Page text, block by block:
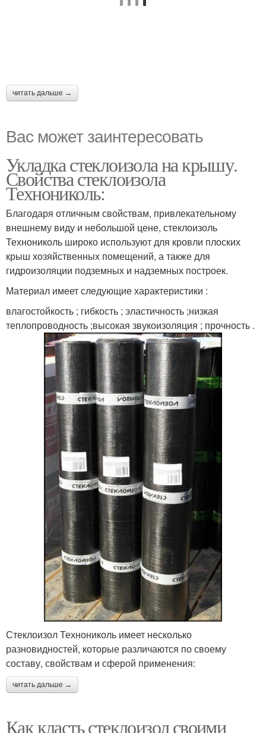
читать дальше →
Вас может заинтересовать
Укладка стеклоизола на крышу.
Свойства стеклоизола
Технониколь:
Благодаря отличным свойствам, привлекательному
внешнему виду и небольшой цене, стеклоизоль
Технониколь широко используют для кровли плоских
крыш хозяйственных помещений, а также для
гидроизоляции подземных и надземных построек.
Материал имеет следующие характеристики :
влагостойкость ; гибкость ; эластичность ;низкая
теплопроводность ;высокая звукоизоляция ; прочность .
Стеклоизол Технониколь имеет несколько
разновидностей, которые различаются по своему
составу, свойствам и сферой применения:
читать дальше →
Как класть стеклоизол своими